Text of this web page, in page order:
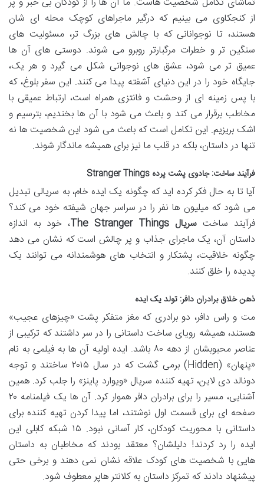
از کنجکاوی می بینیم که درگیر ماجراهای کوچک محله ای شان
هستند، تا نوجوانانی که با چالش های بزرگ تر، مسئولیت های
سنگین تر و خطرات مرگبارتر روبرو می شوند. دوستی های آن ها
عمیق تر می شود، عشق های نوجوانی شکل می گیرد و هر یک،
جایگاه خود را در این دنیای آشفته پیدا می کنند. این سفر بلوغ، که
با پس زمینه ای از وحشت و فانتزی همراه است، ارتباط عمیقی با
مخاطب برقرار می کند و باعث می شود با آن ها بخندیم، بترسیم و
اشک بریزیم. این تکامل است که باعث می شود این شخصیت ها نه
تنها در داستان، بلکه در قلب ما نیز برای همیشه ماندگار شوند.
فرآیند ساخت: جادوی پشت پرده Stranger Things
آیا تا به حال فکر کرده اید که چگونه یک ایده خام، به سریالی تبدیل
می شود که میلیون ها نفر را در سراسر جهان شیفته خود می کند؟
فرآیند ساخت سریال The Stranger Things
، خود به اندازه
داستان آن، یک ماجرای جذاب و پر چالش است که نشان می دهد
چگونه خلاقیت، پشتکار و انتخاب های هوشمندانه می توانند یک
پدیده را خلق کنند.
ذهن خلاق برادران دافر: تولد یک ایده
مت و راس دافر، دو برادری که مغز متفکر پشت «چیزهای عجیب»
هستند، همیشه رویای ساخت داستانی را در سر داشتند که ترکیبی از
عناصر محبوبشان از دهه ۸۰ باشد. ایده اولیه آن ها به فیلمی به نام
«پنهان» (Hidden) برمی گشت که در سال ۲۰۱۵ ساختند و توجه
دونالد دی لاین، تهیه کننده سریال «ویوارد پاینز» را جلب کرد. همین
آشنایی، مسیر را برای برادران دافر هموار کرد. آن ها یک فیلمنامه ۲۰
صفحه ای برای قسمت اول نوشتند، اما پیدا کردن تهیه کننده برای
داستانی با محوریت کودکان، کار آسانی نبود. ۱۵ شبکه کابلی این
ایده را رد کردند! دلیلشان؟ معتقد بودند که مخاطبان به داستان
هایی با شخصیت های کودک علاقه نشان نمی دهند و برخی حتی
پیشنهاد دادند که تمرکز داستان به کلانتر هاپر معطوف شود.